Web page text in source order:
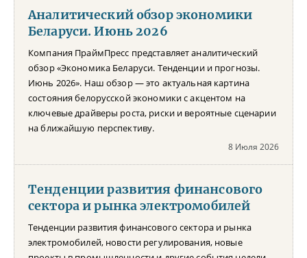
Аналитический обзор экономики
Беларуси. Июнь 2026
Компания ПраймПресс представляет аналитический
обзор «Экономика Беларуси. Тенденции и прогнозы.
Июнь 2026». Наш обзор — это актуальная картина
состояния белорусской экономики с акцентом на
ключевые драйверы роста, риски и вероятные сценарии
на ближайшую перспективу.
8 Июля 2026
Тенденции развития финансового
сектора и рынка электромобилей
Тенденции развития финансового сектора и рынка
электромобилей, новости регулирования, новые